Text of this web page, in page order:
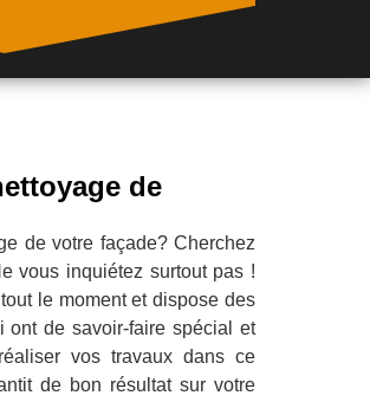
de
de votre façade? Cherchez
vous inquiétez surtout pas !
le moment et dispose des
ont de savoir-faire spécial et
vos travaux dans ce
de bon résultat sur votre